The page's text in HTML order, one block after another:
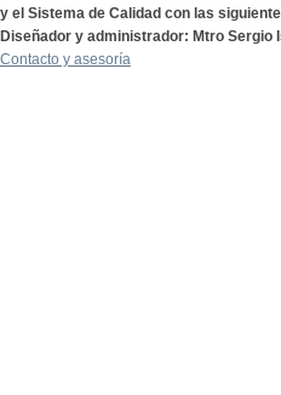
y el Sistema de Calidad con las
Diseñador y administrador: Mtro Sergio
Contacto y asesoría